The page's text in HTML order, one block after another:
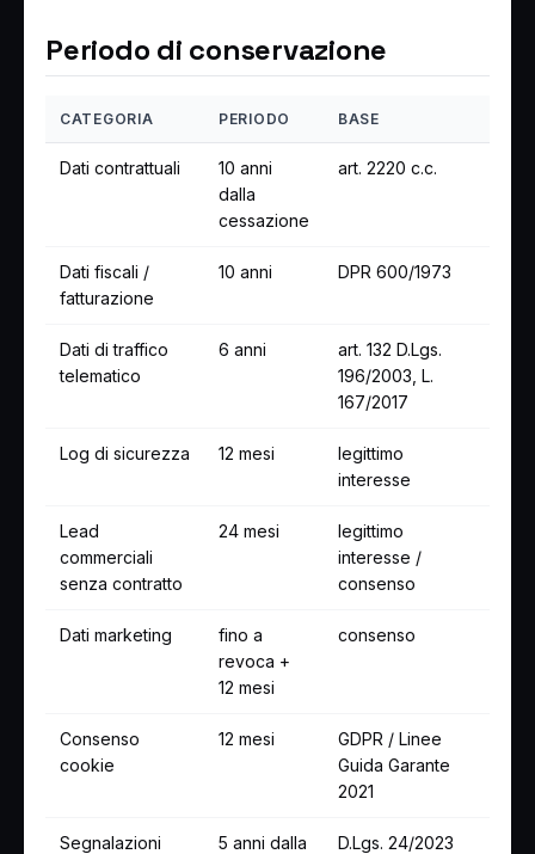
Periodo di conservazione
CATEGORIA PERIODO BASE
Dati contrattuali
10 anni
dalla
cessazione
art. 2220 c.c.
Dati fiscali /
fatturazione
10 anni DPR 600/1973
Dati di traffico
telematico
6 anni
art. 132 D.Lgs.
196/2003, L.
167/2017
Log di sicurezza 12 mesi
legittimo
interesse
Lead
commerciali
senza contratto
24 mesi
legittimo
interesse /
consenso
Dati marketing
fino a
revoca +
12 mesi
consenso
Consenso
cookie
12 mesi
GDPR / Linee
Guida Garante
2021
Segnalazioni 5 anni dalla D.Lgs. 24/2023